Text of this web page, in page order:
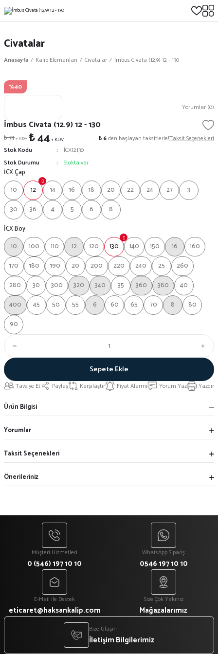
Civatalar
Anasayfa Kalıp Elemanları Civatalar İmbus Civata (12.9) 12 - 130
%40
Yorumlar (0)
İmbus Civata (12.9) 12 - 130
₺ 73+ KDV ₺ 44+ KDV ₺ 6den başlayan taksitlerle!Taksit Seçenekleri
Stok Kodu
İCX12130
Stok Durumu
Stokta var
İCX Çap
10
12 14 16 18 20 22 24 27
3
30
36 4 5 6
8
İCX Boy
10
100 110 12 120 130 140 150 16
160
170
180 190 20 200 220 240 25
260
280
30 300 320 340 35 360 380
40
400
45 50 55 6 60 65 70 8
80
90
Sepete Ekle
Tavsiye Et Paylaş Karşılaştır Fiyat Alarmı Yorum Yaz Yazdır
Ürün Bilgisi
Yorumlar
Taksit Seçenekleri
Önerileriniz
Müşteri Hizmetleri
0 (546) 197 10 10
WhatsApp Sipariş
0546 197 10 10
E-Mail ile Destek
eticaret@haksankalip.com
Size Çok Yakınız
Mağazalarımız
Bize Ulaşın
İletişim Bilgilerimiz